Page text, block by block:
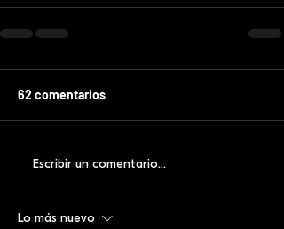
62 comentarios
Escribir un comentario...
Lo más nuevo